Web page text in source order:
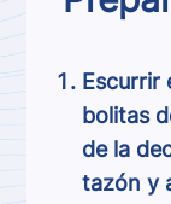
Escurrir
bolitas
de la
tazón y